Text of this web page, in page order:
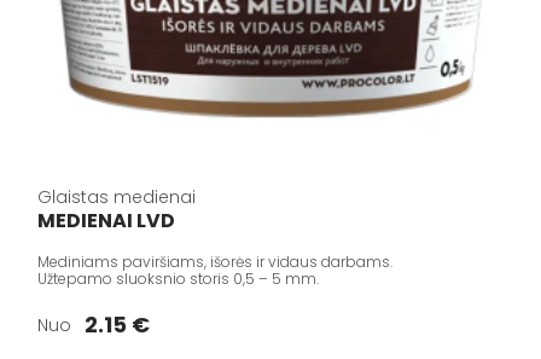
Glaistai lauko darbams
Glaistai medienai
Spec. paskirties glaistai
Klijai
Mozaikiniai tinkai
Struktūriniai tinkai
Dekoravimo glaistai
Glaistas medienai
MEDIENAI LVD
Mediniams paviršiams, išorės ir vidaus darbams.
Užtepamo sluoksnio storis 0,5 – 5 mm.
Nuo 2.15 €